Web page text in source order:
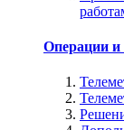
Операции